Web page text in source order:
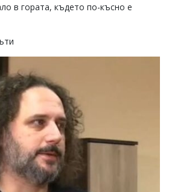
в гората, където по-късно е